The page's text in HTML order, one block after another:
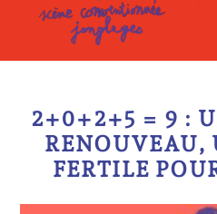
2+0+2+5 = 9 :
RENOUVEAU,
FERTILE